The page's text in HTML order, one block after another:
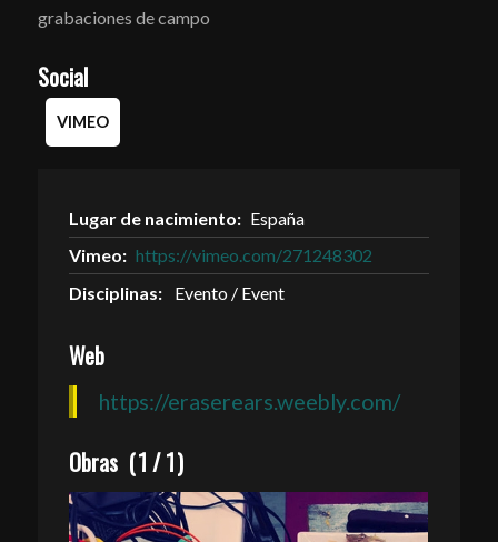
grabaciones de campo
Social
VIMEO
Lugar de nacimiento: España
Vimeo: https://vimeo.com/271248302
Disciplinas:
Evento / Event
Web
https://eraserears.weebly.com/
Obras (1 /1)